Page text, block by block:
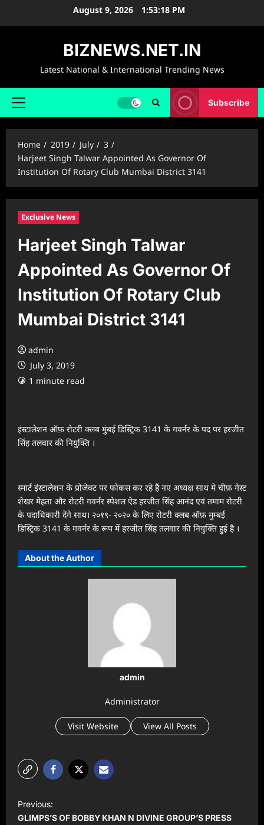
August 9, 2026 1:53:19 PM
BIZNEWS.NET.IN
Latest National & International Trending News
Primary
Subscribe
Home 2019 July
3
Harjeet Singh Talwar Appointed As Governor Of
Institution Of Rotary Club Mumbai District 3141
Exclusive News
Harjeet Singh Talwar
Appointed As Governor Of
Institution Of Rotary Club
Mumbai District 3141
admin
July 3, 2019
1 minute read
इंस्टालेशन ऑफ़ रोटरी क्लब मुंबई डिस्ट्रिक 3141 के गवर्नर के पद पर हरजीत
सिंह तलवार की नियुक्ति ।
स्मार्ट इंस्टालेशन के प्रोजेक्ट पर फोकस कर रहे हैं नए अध्यक्ष साथ मे चीफ़ गेस्ट
शेखर मेहता और रोटरी गवर्नर स्पेशल ऐड हरजीत सिंह आनंद एवं तमाम रोटरी
के पदाधिकारी देंगे साथ। २०१९- २०२० के लिए रोटरी क्लब ऑफ़ मुम्बई
डिस्ट्रिक 3141 के गवर्नर के रूप में हरजीत सिंह तलवार की नियुक्ति हुई है ।
About the Author
admin
Administrator
Visit Website View All Posts
o
Previous:
GLIMPS’S OF BOBBY KHAN N DIVINE GROUP’S PRESS